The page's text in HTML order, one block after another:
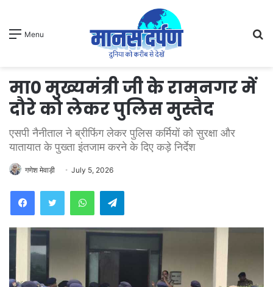
Menu
मा0 मुख्यमंत्री जी के रामनगर में
दौरे को लेकर पुलिस मुस्तैद
एसपी नैनीताल ने ब्रीफिंग लेकर पुलिस कर्मियों को सुरक्षा और
यातायात के पुख्ता इंतजाम करने के दिए कड़े निर्देश
गणेश मेवाड़ी July 5, 2026
WhatsAppTelegram